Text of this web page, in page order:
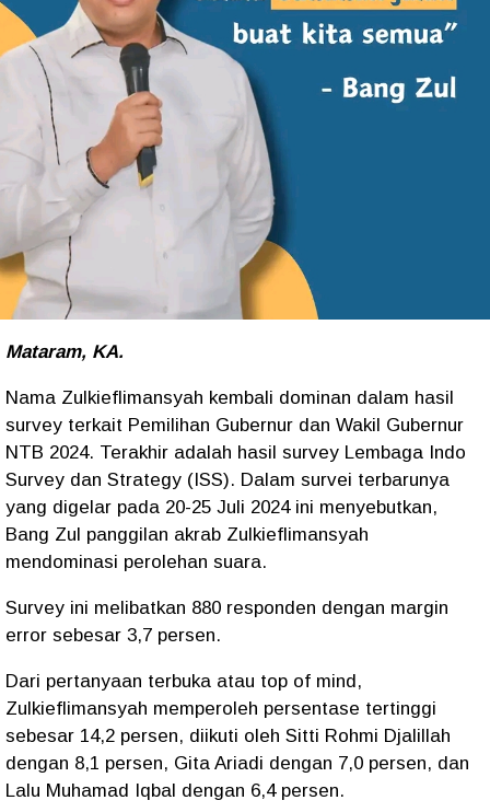
Mataram, KA.
Nama Zulkieflimansyah kembali dominan dalam hasil
survey terkait Pemilihan Gubernur dan Wakil Gubernur
NTB 2024. Terakhir adalah hasil survey Lembaga Indo
Survey dan Strategy (ISS). Dalam survei terbarunya
yang digelar pada 20-25 Juli 2024 ini menyebutkan,
Bang Zul panggilan akrab Zulkieflimansyah
mendominasi perolehan suara.
Survey ini melibatkan 880 responden dengan margin
error sebesar 3,7 persen.
Dari pertanyaan terbuka atau top of mind,
Zulkieflimansyah memperoleh persentase tertinggi
sebesar 14,2 persen, diikuti oleh Sitti Rohmi Djalillah
dengan 8,1 persen, Gita Ariadi dengan 7,0 persen, dan
Lalu Muhamad Iqbal dengan 6,4 persen.